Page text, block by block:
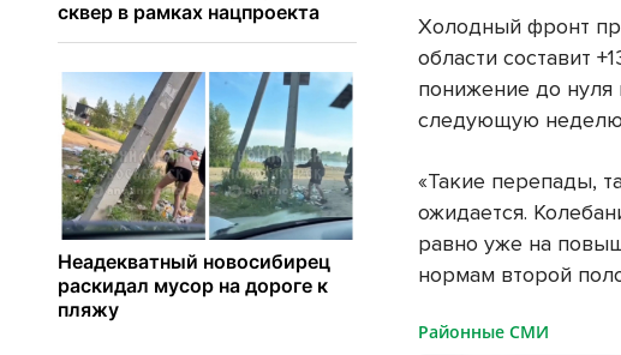
Холодный фронт
области составит
понижение до нуля
следующую
«Такие перепады,
ожидается.
равно уже на
нормам второй
Районные СМИ